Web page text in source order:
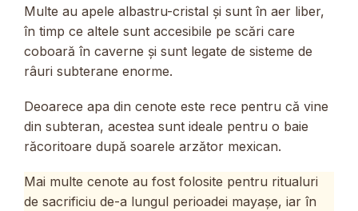
Multe au apele albastru-cristal și sunt în aer liber,
în timp ce altele sunt accesibile pe scări care
coboară în caverne și sunt legate de sisteme de
râuri subterane enorme.
Deoarece apa din cenote este rece pentru că vine
din subteran, acestea sunt ideale pentru o baie
răcoritoare după soarele arzător mexican.
Mai multe cenote au fost folosite pentru ritualuri
de sacrificiu de-a lungul perioadei mayașe, iar în